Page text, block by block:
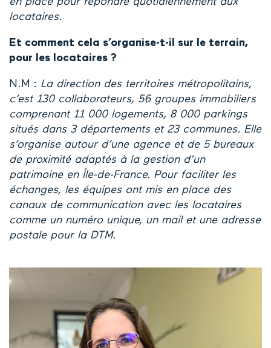
en place pour répondre quotidiennement aux
locataires.
Et comment cela s’organise-t-il sur le terrain,
pour les locataires ?
N.M : La direction des territoires métropolitains,
c’est 130 collaborateurs, 56 groupes immobiliers
comprenant 11 000 logements, 8 000 parkings
situés dans 3 départements et 23 communes. Elle
s’organise autour d’une agence et de 5 bureaux
de proximité adaptés à la gestion d’un
patrimoine en Île-de-France. Pour faciliter les
échanges, les équipes ont mis en place des
canaux de communication avec les locataires
comme un numéro unique, un mail et une adresse
postale pour la DTM.